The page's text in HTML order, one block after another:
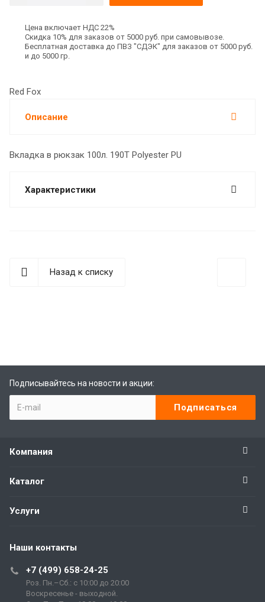
Цена включает НДС 22%
Скидка 10% для заказов от 5000 руб. при самовывозе.
Бесплатная доставка до ПВЗ "СДЭК" для заказов от 5000 руб.
и до 5000 гр.
Red Fox
Описание
Вкладка в рюкзак 100л. 190T Polyester PU
Характеристики
Назад к списку
Подписывайтесь на новости и акции:
Компания
Каталог
Услуги
Наши контакты
+7 (499) 658-24-25
Роз. Пн.–Сб.: с 10:00 до 20:00
Воскресенье - выходной.